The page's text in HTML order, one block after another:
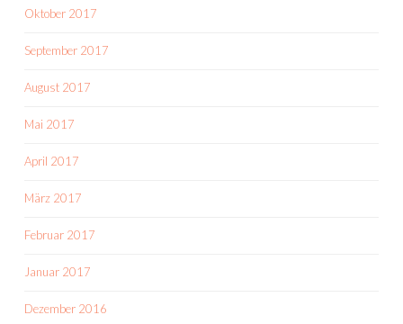
Oktober 2017
September 2017
August 2017
Mai 2017
April 2017
März 2017
Februar 2017
Januar 2017
Dezember 2016